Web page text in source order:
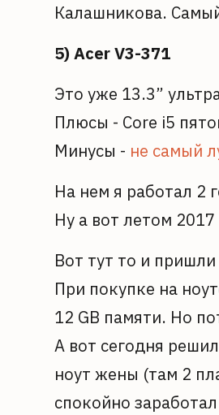
Калашникова.
5) Acer V3-371
Это уже 13.3”
Плюсы - Core i5
Минусы - не самый
На нем я работал 2
Ну а вот летом
Вот тут то и
При покупке на
12 GB памяти. Но
А вот сегодня
ноут жены (там 2
спокойно